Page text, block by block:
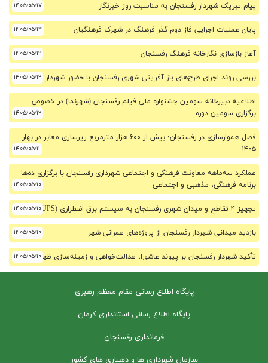
پیام تبریک شهردار رفسنجان به مناسبت روز خبرنگار ۱۴۰۵/۰۵/۱۷
پایان عملیات اجرایی فاز دوم گذر فرهنگ در شهرک فرهنگیان ۱۴۰۵/۰۵/۱۴
آغاز بازسازی نگارخانه فرهنگ رفسنجان ۱۴۰۵/۰۵/۱۲
بررسی روند اجرای طرح‌های باز آفرینی شهری رفسنجان با حضور شهردار ۱۴۰۵/۰۵/۱۲
اطلاعیه دبیرخانه سومین جشنواره ملی فیلم رفسنجان (شهرنما) در خصوص
برگزاری سومین دوره
۱۴۰۵/۰۵/۱۲
فصل هموارسازی در رفسنجان؛ بیش از ۶۰۰ هزار مترمربع زیرسازی معابر در بهار
۱۴۰۵
۱۴۰۵/۰۵/۱۱
عملکرد سه‌ماهه معاونت فرهنگی و اجتماعی شهرداری رفسنجان با برگزاری ده‌ها
برنامه فرهنگی، مذهبی و اجتماعی
۱۴۰۵/۰۵/۱۰
تجهیز ۴ تقاطع و میدان شهری رفسنجان به سیستم برق اضطراری (UPS) ۱۴۰۵/۰۵/۱۰
بازدید میدانی شهردار رفسنجان از پروژه‌های عمرانی شهر ۱۴۰۵/۰۵/۱۰
تأکید شهردار رفسنجان بر پیوند عاشورا، عدالت‌خواهی و زمینه‌سازی ظهور۱۴۰۵/۰۵/۱۰
پایگاه اطلاع رسانی مقام معظم رهبری
پایگاه اطلاع رسانی استانداری کرمان
فرمانداری رفسنجان
سازمان شهرداری ها و دهیاری های کشور